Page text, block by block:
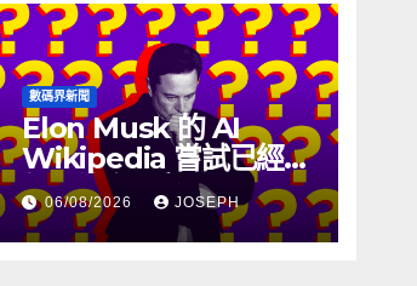
數碼界新聞
Elon Musk 的 AI
Wikipedia 嘗試已經幾
個月沒有更新了
06/08/2026 JOSEPH